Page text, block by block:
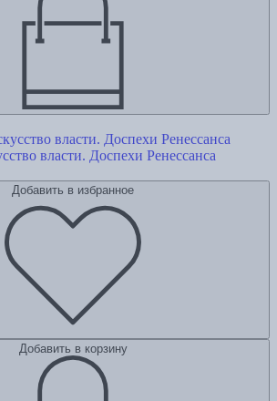
власти. Доспехи Ренессанса
Добавить в избранное
Добавить в корзину